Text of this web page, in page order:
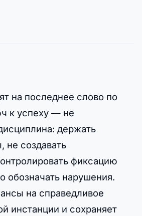
на последнее слово по
к успеху — не
держать
не создавать
фиксацию
обозначать нарушения.
на справедливое
инстанции и сохраняет